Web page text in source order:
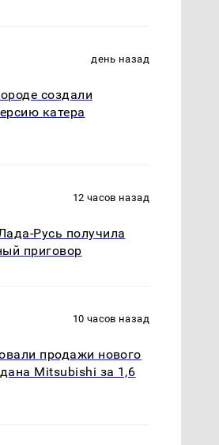
день назад
создали
катера
12 часов назад
Русь получила
приговор
10 часов назад
продажи нового
Mitsubishi за 1,6